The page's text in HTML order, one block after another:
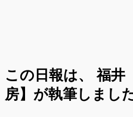
この日報は、
福井
房】が執筆しました